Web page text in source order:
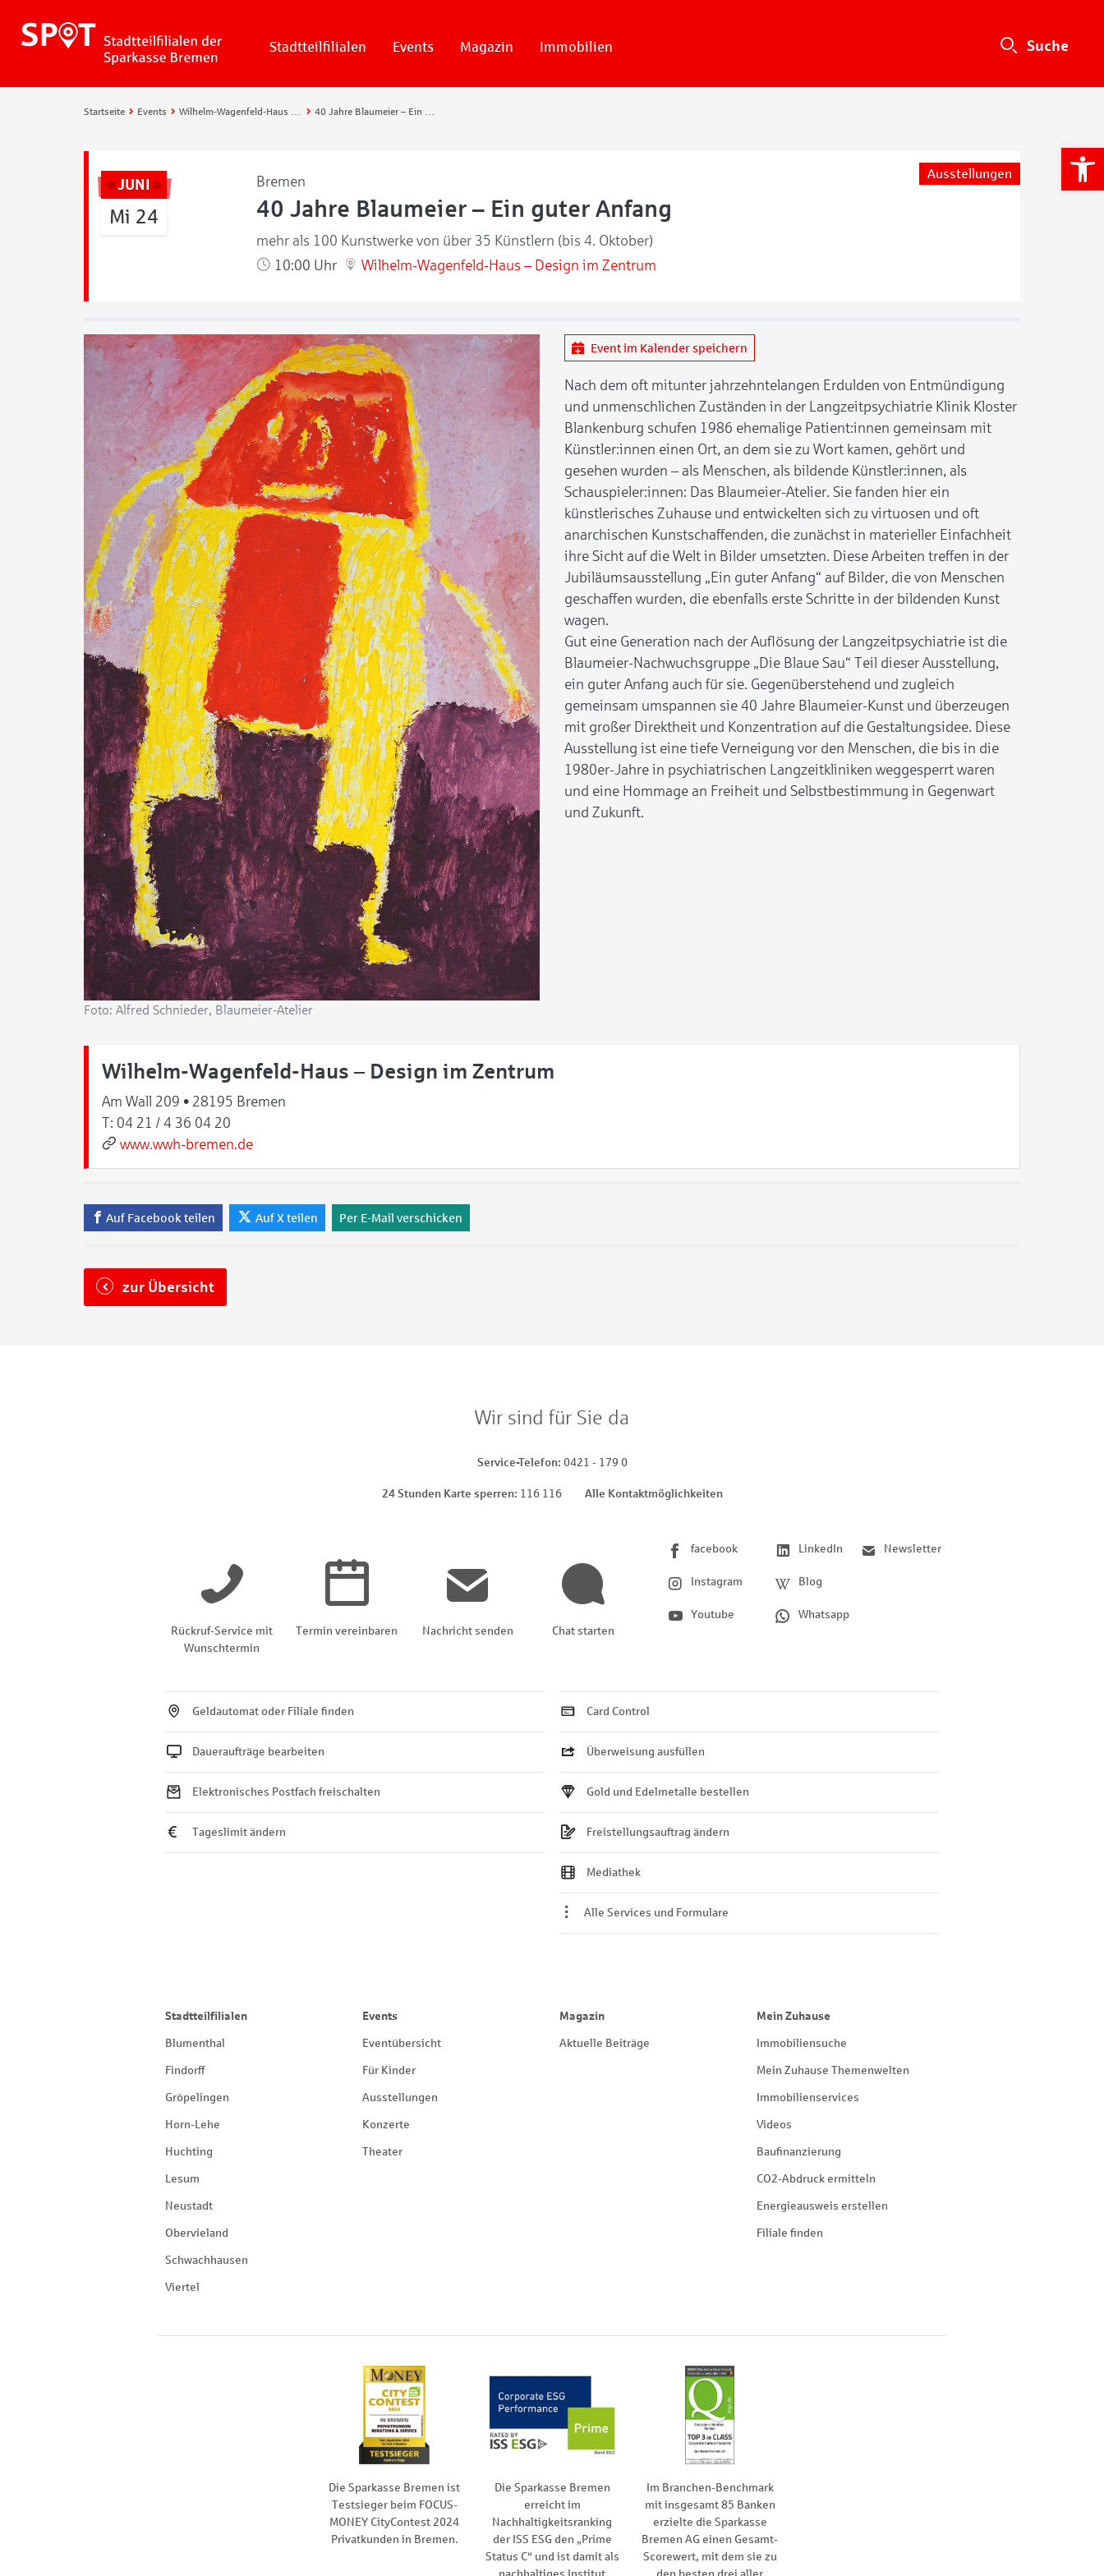
Stadtteilfilialen Events Magazin Immobilien
Startseite Events Wilhelm-Wagenfeld-Haus – Design im Zentrum 40 Jahre Blaumeier – Ein guter Anfang
JUNI
Mi 24
Bremen Ausstellungen
40 Jahre Blaumeier – Ein guter Anfang
mehr als 100 Kunstwerke von über 35 Künstlern (bis 4. Oktober)
10:00 Uhr
Wilhelm-Wagenfeld-Haus – Design im Zentrum
Foto: Alfred Schnieder, Blaumeier-Atelier
Event im Kalender speichern
Nach dem oft mitunter jahrzehntelangen Erdulden von Entmündigung
und unmenschlichen Zuständen in der Langzeitpsychiatrie Klinik Kloster
Blankenburg schufen 1986 ehemalige Patient:innen gemeinsam mit
Künstler:innen einen Ort, an dem sie zu Wort kamen, gehört und
gesehen wurden – als Menschen, als bildende Künstler:innen, als
Schauspieler:innen: Das Blaumeier-Atelier. Sie fanden hier ein
künstlerisches Zuhause und entwickelten sich zu virtuosen und oft
anarchischen Kunstschaffenden, die zunächst in materieller Einfachheit
ihre Sicht auf die Welt in Bilder umsetzten. Diese Arbeiten treffen in der
Jubiläumsausstellung „Ein guter Anfang“ auf Bilder, die von Menschen
geschaffen wurden, die ebenfalls erste Schritte in der bildenden Kunst
wagen.
Gut eine Generation nach der Auflösung der Langzeitpsychiatrie ist die
Blaumeier-Nachwuchsgruppe „Die Blaue Sau“ Teil dieser Ausstellung,
ein guter Anfang auch für sie. Gegenüberstehend und zugleich
gemeinsam umspannen sie 40 Jahre Blaumeier-Kunst und überzeugen
mit großer Direktheit und Konzentration auf die Gestaltungsidee. Diese
Ausstellung ist eine tiefe Verneigung vor den Menschen, die bis in die
1980er-Jahre in psychiatrischen Langzeitkliniken weggesperrt waren
und eine Hommage an Freiheit und Selbstbestimmung in Gegenwart
und Zukunft.
Wilhelm-Wagenfeld-Haus – Design im Zentrum
Am Wall 209 • 28195 Bremen
T: 04 21 / 4 36 04 20
www.wwh-bremen.de
Auf Facebook teilen Auf X teilen Per E-Mail verschicken
zur Übersicht
Wir sind für Sie da
Service-Telefon 0421 - 179 0
24 Stunden Karte sperren 116 116 Alle Kontaktmöglichkeiten
Rückruf-Service mit
Wunschtermin
Termin vereinbaren Nachricht senden Chat starten
facebook
Instagram
Youtube
LinkedIn
Blog
Whatsapp
Newsletter
Geldautomat oder Filiale finden
Daueraufträge bearbeiten
Elektronisches Postfach freischalten
Tageslimit ändern
Card Control
Überweisung ausfüllen
Gold und Edelmetalle bestellen
Freistellungsauftrag ändern
Mediathek
Alle Services und Formulare
Stadtteilfilialen
Blumenthal
Findorff
Gröpelingen
Horn-Lehe
Huchting
Lesum
Neustadt
Obervieland
Schwachhausen
Viertel
Events
Eventübersicht
Für Kinder
Ausstellungen
Konzerte
Theater
Magazin
Aktuelle Beiträge
Mein Zuhause
Immobiliensuche
Mein Zuhause Themenwelten
Immobilienservices
Videos
Baufinanzierung
CO2-Abdruck ermitteln
Energieausweis erstellen
Filiale finden
Die Sparkasse Bremen ist
Testsieger beim FOCUS-
MONEY CityContest 2024
Privatkunden in Bremen.
Die Sparkasse Bremen
erreicht im
Nachhaltigkeitsranking
der ISS ESG den „Prime
Status C“ und ist damit als
Im Branchen-Benchmark
mit insgesamt 85 Banken
erzielte die Sparkasse
Bremen AG einen Gesamt-
Scorewert, mit dem sie zu